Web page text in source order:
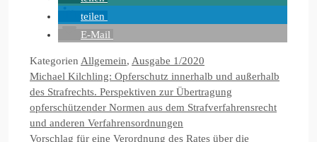
teilen
E-Mail
Kategorien Allgemein, Ausgabe 1/2020
Michael Kilchling: Opferschutz innerhalb und außerhalb
des Strafrechts. Perspektiven zur Übertragung
opferschützender Normen aus dem Strafverfahrensrecht
und anderen Verfahrensordnungen
Vorschlag für eine Verordnung des Rates über die